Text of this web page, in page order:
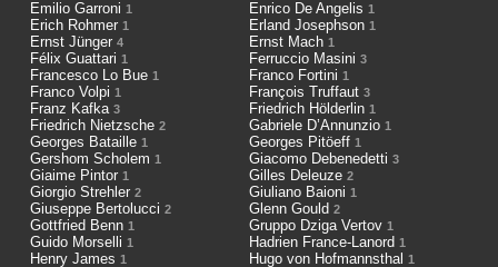
Emilio Garroni 1 Enrico De Angelis 1
Erich Rohmer 1 Erland Josephson 1
Ernst Jünger 4 Ernst Mach 1
Félix Guattari 1 Ferruccio Masini 3
Francesco Lo Bue 1 Franco Fortini 1
Franco Volpi 1 François Truffaut 3
Franz Kafka 3 Friedrich Hölderlin 1
Friedrich Nietzsche 2 Gabriele D’Annunzio 1
Georges Bataille 1 Georges Pitöeff 1
Gershom Scholem 1 Giacomo Debenedetti 3
Giaime Pintor 1 Gilles Deleuze 2
Giorgio Strehler 2 Giuliano Baioni 1
Giuseppe Bertolucci 2 Glenn Gould 2
Gottfried Benn 1 Gruppo Dziga Vertov 1
Guido Morselli 1 Hadrien France-Lanord 1
Henry James 1 Hugo von Hofmannsthal 1